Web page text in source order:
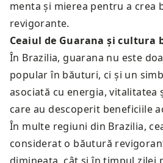
menta și mierea pentru a crea
revigorante.
Ceaiul de Guarana și cultura
În Brazilia, guarana nu este
popular în băuturi, ci și un
asociată cu energia,
care au descoperit beneficiile
În multe regiuni din Brazilia,
considerat o băutură